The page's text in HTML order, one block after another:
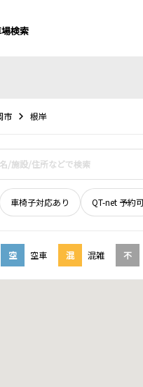
検索
市 根岸
車椅子対応あり QT-net 予約
空 空車 混 混雑 不